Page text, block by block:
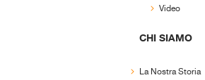
Video
CHI SIAMO
La Nostra Storia